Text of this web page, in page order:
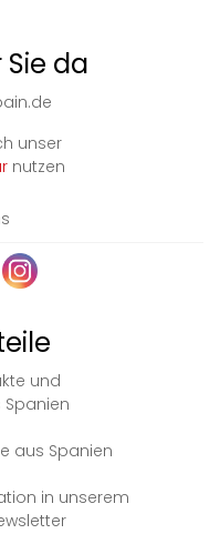
da
unser
nutzen
und
aus Spanien
in unserem